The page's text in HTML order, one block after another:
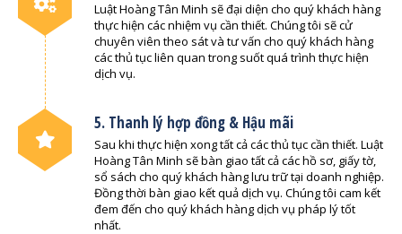
Luật Hoàng Tân Minh sẽ đại diện cho quý khách hàng
thực hiện các nhiệm vụ cần thiết. Chúng tôi sẽ cử
chuyên viên theo sát và tư vấn cho quý khách hàng
các thủ tục liên quan trong suốt quá trình thực hiện
dịch vụ.
5. Thanh lý hợp đồng & Hậu mãi
Sau khi thực hiện xong tất cả các thủ tục cần thiết. Luật
Hoàng Tân Minh sẽ bàn giao tất cả các hồ sơ, giấy tờ,
sổ sách cho quý khách hàng lưu trữ tại doanh nghiệp.
Đồng thời bàn giao kết quả dịch vụ. Chúng tôi cam kết
đem đến cho quý khách hàng dịch vụ pháp lý tốt
nhất.